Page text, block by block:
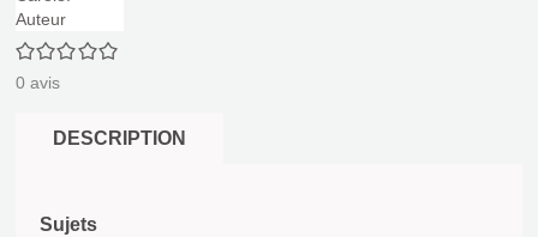
0/5
0 avis
DESCRIPTION
Sujets